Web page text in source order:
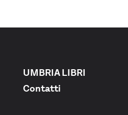
UMBRIA LIBRI
Contatti